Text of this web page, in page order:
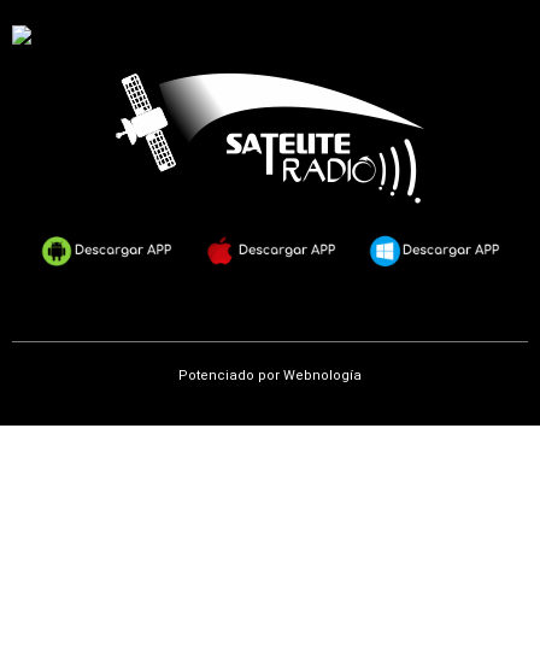
b
o
o
k
e
r
Potenciado por Webnología